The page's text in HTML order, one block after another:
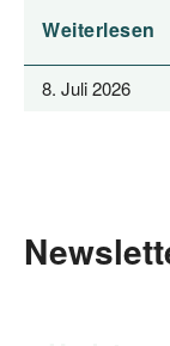
Weiterlesen
8. Juli 2026